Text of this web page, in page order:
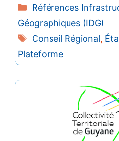
Catégories
Références
Géographiques (IDG)
Étiquettes
Conseil Régional,
Plateforme